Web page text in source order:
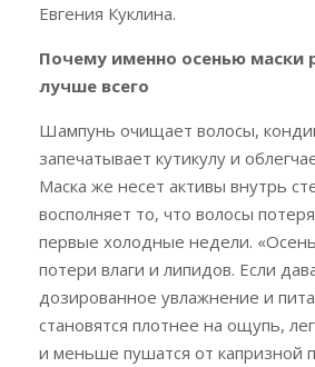
Евгения Куклина.
Почему именно осенью маски
лучше всего
Шампунь очищает волосы,
запечатывает кутикулу и
Маска же несет активы внутрь
восполняет то, что волосы
первые холодные недели.
потери влаги и липидов. Если
дозированное увлажнение и
становятся плотнее на ощупь,
и меньше пушатся от капризной